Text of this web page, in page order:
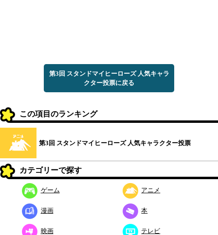
第3回 スタンドマイヒーローズ 人気キャラ
クター投票に戻る
この項目のランキング
第3回 スタンドマイヒーローズ 人気キャラクター投票
カテゴリーで探す
ゲーム アニメ
漫画 本
映画 テレビ